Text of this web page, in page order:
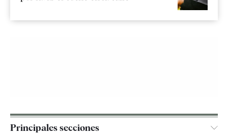
Principales secciones